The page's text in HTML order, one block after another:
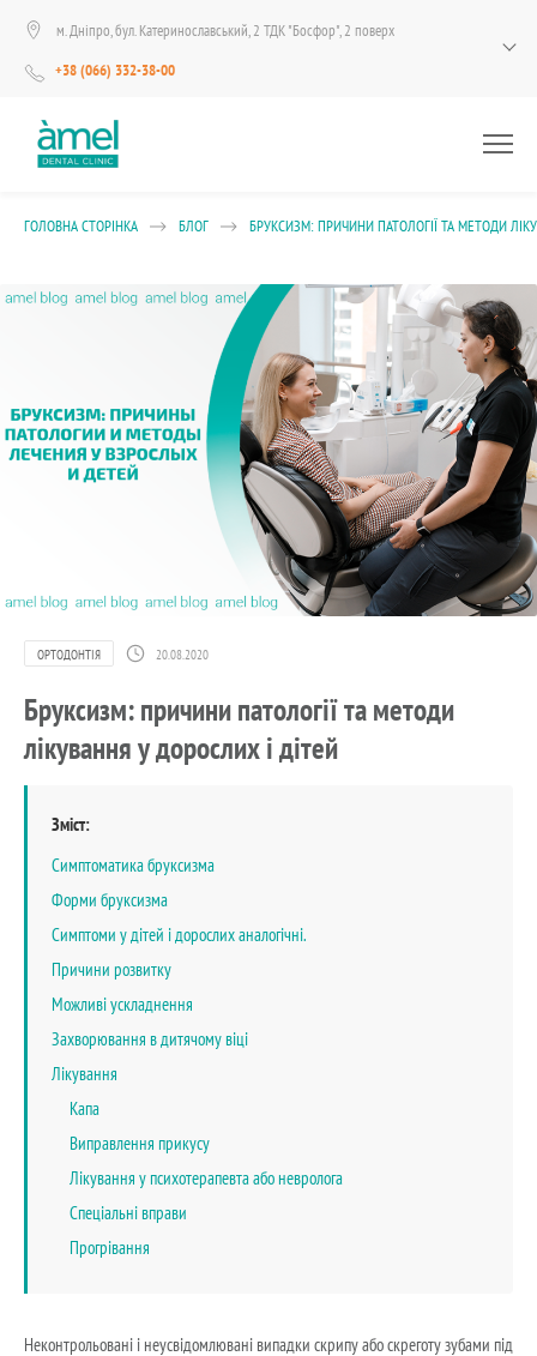
м. Дніпро, бул. Катеринославський, 2 ТДК "Босфор", 2 поверх
+38 (066) 332-38-00
ГОЛОВНА СТОРІНКА БЛОГ БРУКСИЗМ: ПРИЧИНИ ПАТОЛОГІЇ ТА МЕТОДИ
ОРТОДОНТІЯ 20.08.2020
Бруксизм: причини патології та методи
лікування у дорослих і дітей
Зміст:
Симптоматика бруксизма
Форми бруксизма
Симптоми у дітей і дорослих аналогічні.
Причини розвитку
Можливі ускладнення
Захворювання в дитячому віці
Лікування
Капа
Виправлення прикусу
Лікування у психотерапевта або невролога
Спеціальні вправи
Прогрівання
Неконтрольовані і неусвідомлювані випадки скрипу або скреготу зубами під